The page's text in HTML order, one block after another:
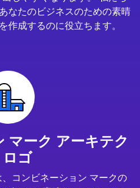
なたのビジネスのための素晴
作成するのに役立ちます。
マーク アーキテク
ロゴ
コンビネーション マークの